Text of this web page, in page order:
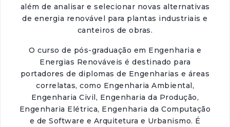
além de analisar e selecionar novas alternativas
de energia renovável para plantas industriais e
canteiros de obras.
O curso de pós-graduação em Engenharia e
Energias Renováveis é destinado para
portadores de diplomas de Engenharias e áreas
correlatas, como Engenharia Ambiental,
Engenharia Civil, Engenharia da Produção,
Engenharia Elétrica, Engenharia da Computação
e de Software e Arquitetura e Urbanismo. É